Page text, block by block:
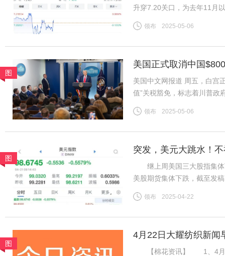
升穿7.20关口，为去年11月
美股、美债、美元涨。同时
领布 2025-05-06
图
美国正式取消中国
美国中文网报道 周五，白宫
值”关税豁免，标志着川普政
包裹积压的混乱局面而推迟
领布 2025-05-06
图
突发，美元大跳水！
继上周美国三大股指集体
美股期货集体下跌，截至发
2022年4月以来首次。截至
领布 2025-04-22
图
4月22日大耀纺织新闻
【棉花资讯】 1、4月21